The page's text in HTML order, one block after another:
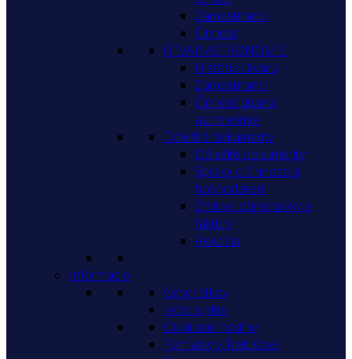
Zamestnanci
Činnosť
ÚTVAR ASTRONÓMIE
História útvaru
Zamestnanci
Činnosť útvaru
astronómie
Dôležité dokumenty
Dôležité dokumenty
Správy o činnosti a
hospodárení
Zmluvy, objednávky a
faktúry
Akvizícia
Informácie
Ceny lístkov
Jedlo a pitie
Otváracie hodiny
Pamiatky v Trebišove